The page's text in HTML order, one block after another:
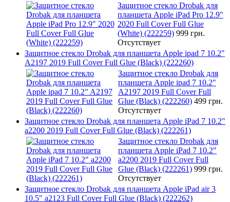
Защитное стекло Drobak для
планшета Apple iPad Pro 12.9"
2020 Full Cover Full Glue
(White) (222259) 999 грн.
Отсутствует
Защитное стекло Drobak для планшета Apple ipad 7 10.2"
A2197 2019 Full Cover Full Glue (Black) (222260)
Защитное стекло Drobak для
планшета Apple ipad 7 10.2"
A2197 2019 Full Cover Full
Glue (Black) (222260) 499 грн.
Отсутствует
Защитное стекло Drobak для планшета Apple iPad 7 10.2"
a2200 2019 Full Cover Full Glue (Black) (222261)
Защитное стекло Drobak для
планшета Apple iPad 7 10.2"
a2200 2019 Full Cover Full
Glue (Black) (222261) 999 грн.
Отсутствует
Защитное стекло Drobak для планшета Apple iPad air 3
10.5" a2123 Full Cover Full Glue (Black) (222262)